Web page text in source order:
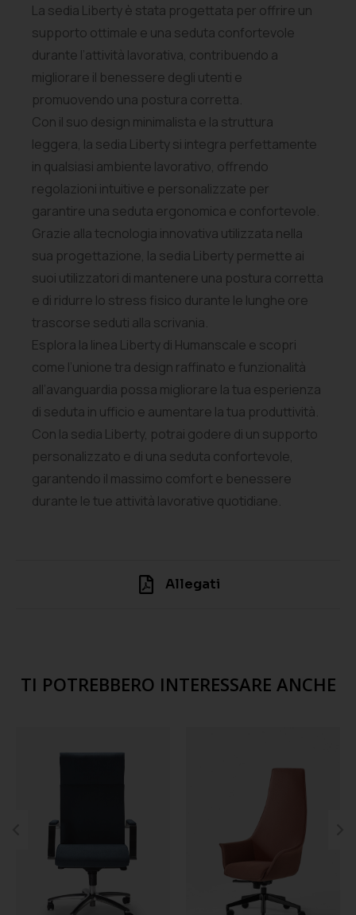
La sedia Liberty è stata progettata per offrire un
supporto ottimale e una seduta confortevole
durante l’attività lavorativa, contribuendo a
migliorare il benessere degli utenti e
promuovendo una postura corretta.
Con il suo design minimalista e la struttura
leggera, la sedia Liberty si integra perfettamente
in qualsiasi ambiente lavorativo, offrendo
regolazioni intuitive e personalizzate per
garantire una seduta ergonomica e confortevole.
Grazie alla tecnologia innovativa utilizzata nella
sua progettazione, la sedia Liberty permette ai
suoi utilizzatori di mantenere una postura corretta
e di ridurre lo stress fisico durante le lunghe ore
trascorse seduti alla scrivania.
Esplora la linea Liberty di Humanscale e scopri
come l’unione tra design raffinato e funzionalità
all’avanguardia possa migliorare la tua esperienza
di seduta in ufficio e aumentare la tua produttività.
Con la sedia Liberty, potrai godere di un supporto
personalizzato e di una seduta confortevole,
garantendo il massimo comfort e benessere
durante le tue attività lavorative quotidiane.
Allegati
TI POTREBBERO INTERESSARE ANCHE